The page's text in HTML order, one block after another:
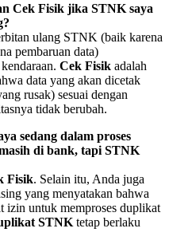
Cek Fisik jika STNK saya
ulang STNK (baik karena
pembaruan data)
Cek Fisik adalah
data yang akan dicetak
rusak) sesuai dengan
tidak berubah.
sedang dalam proses
di bank, tapi STNK
Fisik. Selain itu, Anda juga
yang menyatakan bahwa
izin untuk memproses duplikat
STNK tetap berlaku